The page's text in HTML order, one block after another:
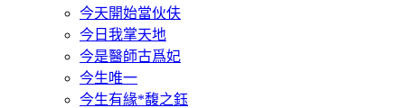
今天開始當伙伕
今日我掌天地
今是醫師古爲妃
今生唯一
今生有緣*馥之鈺